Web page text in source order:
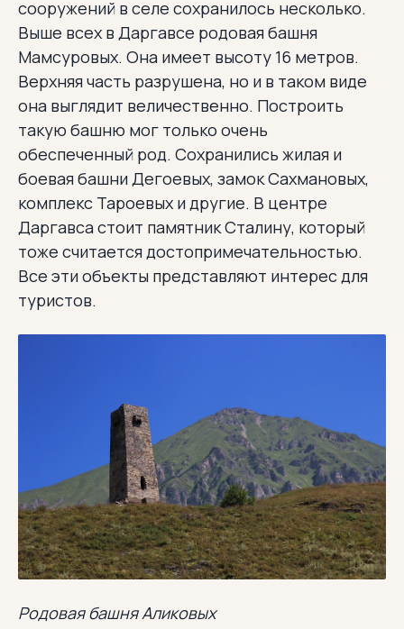
сооружений в селе сохранилось несколько.
Выше всех в Даргавсе родовая башня
Мамсуровых. Она имеет высоту 16 метров.
Верхняя часть разрушена, но и в таком виде
она выглядит величественно. Построить
такую башню мог только очень
обеспеченный род. Сохранились жилая и
боевая башни Дегоевых, замок Сахмановых,
комплекс Тароевых и другие. В центре
Даргавса стоит памятник Сталину, который
тоже считается достопримечательностью.
Все эти объекты представляют интерес для
туристов.
Родовая башня Аликовых